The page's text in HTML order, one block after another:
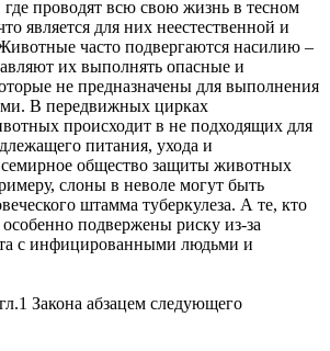
где проводят всю свою жизнь в тесном
является для них неестественной и
часто подвергаются насилию –
их выполнять опасные и
не предназначены для выполнения
В передвижных цирках
происходит в не подходящих для
питания, ухода и
общество защиты животных
слоны в неволе могут быть
штамма туберкулеза. А те, кто
подвержены риску из-за
с инфицированными людьми и
Закона абзацем следующего